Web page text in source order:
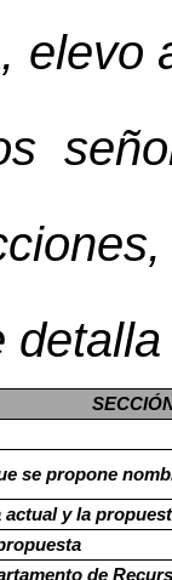
elevo
se propone
actual y la
de